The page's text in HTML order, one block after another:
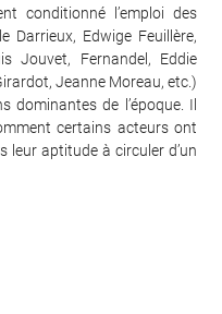
conditionné l’emploi des
Darrieux, Edwige Feuillère,
Jouvet, Fernandel, Eddie
Jeanne Moreau, etc.)
de l’époque. Il
certains acteurs ont
leur aptitude à circuler d’un